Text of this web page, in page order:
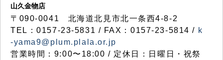
山久金物店
〒090-0041 北海道北見市北一条西4-8-2
TEL：0157-23-5831 / FAX：0157-23-5814 / k
-yama9@plum.plala.or.jp
営業時間：9:00〜18:00 / 定休日：日曜日・祝祭